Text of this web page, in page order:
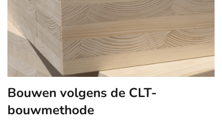
Bouwen volgens de CLT-
bouwmethode